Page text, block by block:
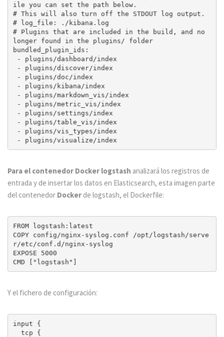
ile you can set the path below.
# This will also turn off the STDOUT log output.
# log_file: ./kibana.log
# Plugins that are included in the build, and no
longer found in the plugins/ folder
bundled_plugin_ids:
Para el contenedor Docker logstash analizará los registros de
entrada y de insertar los datos en Elasticsearch, esta imagen parte
del contenedor Docker de logstash, el Dockerfile:
FROM logstash:latest
COPY config/nginx-syslog.conf /opt/logstash/serve
r/etc/conf.d/nginx-syslog
EXPOSE 5000
Y el fichero de configuración:
input {